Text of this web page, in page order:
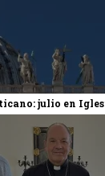
julio en